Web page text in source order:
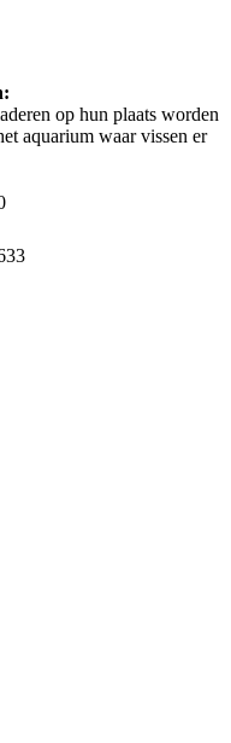
op hun plaats worden
aquarium waar vissen er